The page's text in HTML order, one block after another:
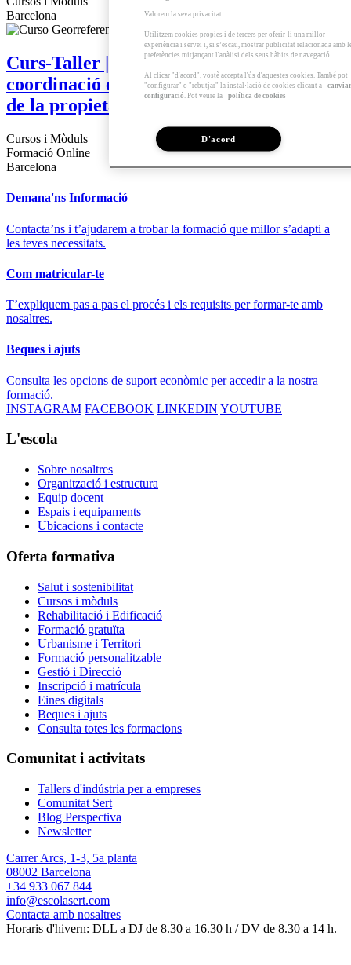
Barcelona
Curs-Taller | Georeferenciació i
coordinació entre el cadastre i el registre
de la propietat
Cursos i Mòduls
Formació Online
Barcelona
Demana'ns Informació
Contacta’ns i t’ajudarem a trobar la formació que millor s’adapti a
les teves necessitats.
Com matricular-te
T’expliquem pas a pas el procés i els requisits per formar-te amb
nosaltres.
Beques i ajuts
Consulta les opcions de suport econòmic per accedir a la nostra
formació.
INSTAGRAM FACEBOOK LINKEDIN YOUTUBE
L'escola
Sobre nosaltres
Organització i estructura
Equip docent
Espais i equipaments
Ubicacions i contacte
Oferta formativa
Salut i sostenibilitat
Cursos i mòduls
Rehabilitació i Edificació
Formació gratuïta
Urbanisme i Territori
Formació personalitzable
Gestió i Direcció
Inscripció i matrícula
Eines digitals
Beques i ajuts
Consulta totes les formacions
Comunitat i activitats
Tallers d'indústria per a empreses
Comunitat Sert
Blog Perspectiva
Newsletter
Carrer Arcs, 1-3, 5a planta
08002 Barcelona
+34 933 067 844
info@escolasert.com
Contacta amb nosaltres
Horaris d'hivern: DLL a DJ de 8.30 a 16.30 h / DV de 8.30 a 14 h.
Valorem la seva privacitat
Utilitzem cookies pròpies i de tercers per oferir-li una millor
experiència i servei i, si s’escau, mostrar publicitat relacionada amb
preferències mitjançant l'anàlisi dels seus hàbits de navegació.
Al clicar "d'acord", vostè accepta l'ús d'aquestes cookies. També pot
"configurar" o "rebutjar" la instal·lació de cookies clicant a
canviar
configuració . Pot veure la política de cookies
D'acord